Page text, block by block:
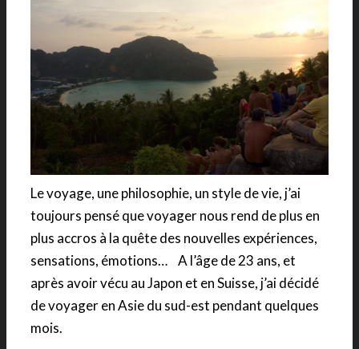
Le voyage, une philosophie, un style de vie, j’ai
toujours pensé que voyager nous rend de plus en
plus accros à la quête des nouvelles expériences,
sensations, émotions… A l’âge de 23 ans, et
après avoir vécu au Japon et en Suisse, j’ai décidé
de voyager en Asie du sud-est pendant quelques
mois.